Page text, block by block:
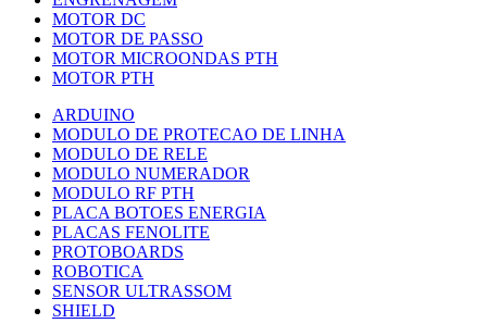
MOTOR DC
MOTOR DE PASSO
MOTOR MICROONDAS PTH
MOTOR PTH
ARDUINO
MODULO DE PROTECAO DE LINHA
MODULO DE RELE
MODULO NUMERADOR
MODULO RF PTH
PLACA BOTOES ENERGIA
PLACAS FENOLITE
PROTOBOARDS
ROBOTICA
SENSOR ULTRASSOM
SHIELD